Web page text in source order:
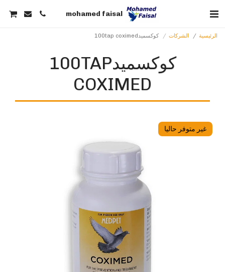
mohamed faisal
الرئيسية الشركات كوكسميد100tap coximed
كوكسميد100TAP
COXIMED
غير متوفر حاليا